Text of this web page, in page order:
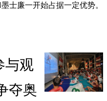
士廉一开始占据一定优势。
与观
夺奥